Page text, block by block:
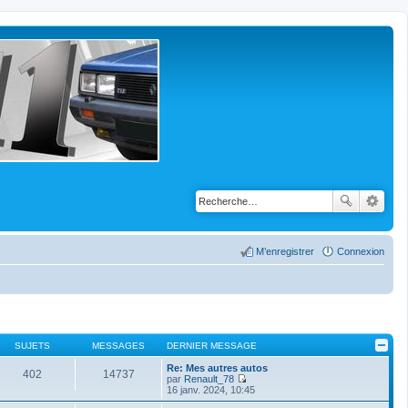
Connexion
M’enregistrer
SUJETS MESSAGES DERNIER MESSAGE
402 14737
Re: Mes autres autos
par Renault_78
V
o
16 janv. 2024, 10:45